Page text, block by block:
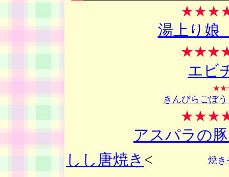
湯上り娘
エビ
きんぴらごぼ
アスパラの
しし唐焼き < 焼き